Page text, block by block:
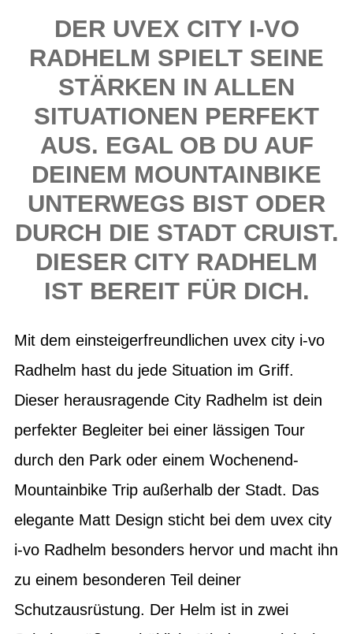
DER UVEX CITY I-VO
RADHELM SPIELT SEINE
STÄRKEN IN ALLEN
SITUATIONEN PERFEKT
AUS. EGAL OB DU AUF
DEINEM MOUNTAINBIKE
UNTERWEGS BIST ODER
DURCH DIE STADT CRUIST.
DIESER CITY RADHELM
IST BEREIT FÜR DICH.
Mit dem einsteigerfreundlichen uvex city i-vo
Radhelm hast du jede Situation im Griff.
Dieser herausragende City Radhelm ist dein
perfekter Begleiter bei einer lässigen Tour
durch den Park oder einem Wochenend-
Mountainbike Trip außerhalb der Stadt. Das
elegante Matt Design sticht bei dem uvex city
i-vo Radhelm besonders hervor und macht ihn
zu einem besonderen Teil deiner
Schutzausrüstung. Der Helm ist in zwei